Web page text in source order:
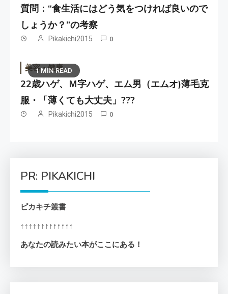
質問：“食生活にはどう気をつければ良いので
しょうか？”の考察
Pikakichi2015 0
1 MIN READ
美容・健康
22歳ハゲ、Ｍ字ハゲ、エム男（エムオ)薄毛克
服・「薄くても大丈夫」???
Pikakichi2015 0
PR: PIKAKICHI
ピカキチ叢書
↑↑↑↑↑↑↑↑↑↑↑↑↑
あなたの読みたい本がここにある！